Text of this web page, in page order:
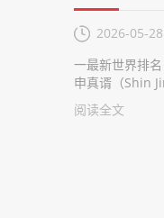
2026-05-28
一最新世界排
申真谞（Shin
阅读全文